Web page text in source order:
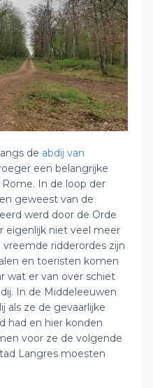
de abdij van
een belangrijke
In de loop der
geweest van de
werd door de Orde
eigenlijk niet veel meer
ridderordes zijn
en toeristen komen
wat er van over schiet
In de Middeleeuwen
als ze de gevaarlijke
had en hier konden
voor ze de volgende
Langres moesten